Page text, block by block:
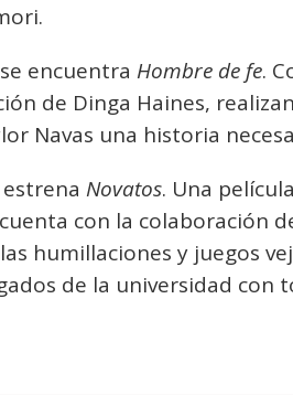
encuentra Hombre de fe.
de Dinga Haines,
Navas una historia
Novatos. Una
con la colaboración
humillaciones y juegos
de la universidad con